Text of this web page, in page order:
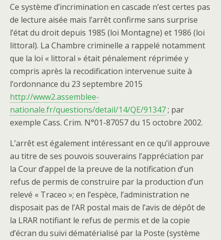
Ce système d’incrimination en cascade n’est certes pas
de lecture aisée mais l’arrêt confirme sans surprise
l’état du droit depuis 1985 (loi Montagne) et 1986 (loi
littoral). La Chambre criminelle a rappelé notamment
que la loi « littoral » était pénalement réprimée y
compris après la recodification intervenue suite à
l’ordonnance du 23 septembre 2015
http://www2.assemblee-
nationale.fr/questions/detail/14/QE/91347; par
exemple Cass. Crim. N°01-87057 du 15 octobre 2002.
L’arrêt est également intéressant en ce qu’il approuve
au titre de ses pouvois souverains l’appréciation par
la Cour d’appel de la preuve de la notification d’un
refus de permis de construire par la production d’un
relevé « Traceo »; en l’espèce, l’administration ne
disposait pas de l’AR postal mais de l’avis de dépôt de
la LRAR notifiant le refus de permis et de la copie
d’écran du suivi dématérialisé par la Poste (système